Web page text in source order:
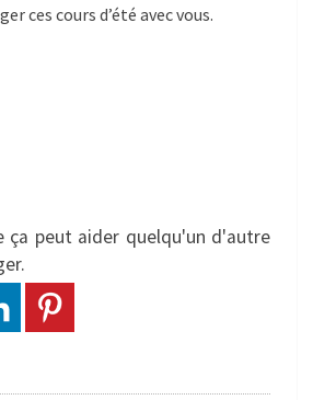
ces cours d’été avec vous.
ça peut aider quelqu'un d'autre